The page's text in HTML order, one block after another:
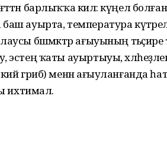
барлыҡҡа килә: күңел
баш ауырта, температура
бәшмәктәр ағыуының тәьҫире
эстең ҡаты ауыртыуы,
гриб) менән ағыуланғанда
ихтимал.